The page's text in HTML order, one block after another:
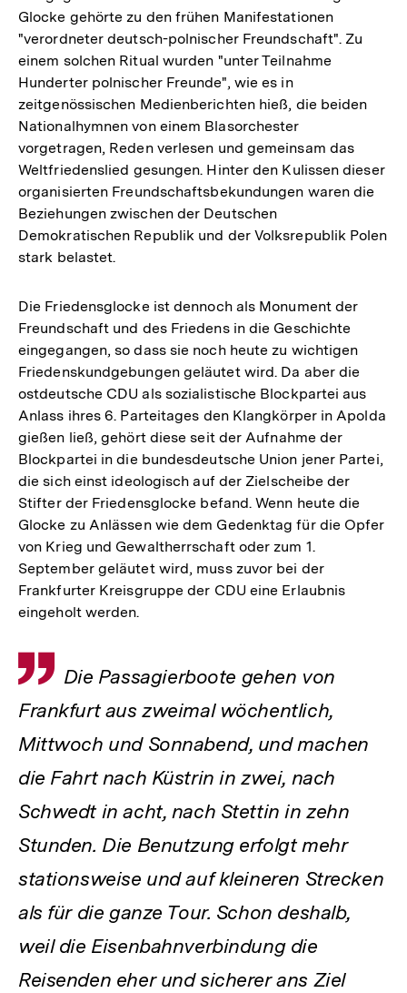
Glocke gehörte zu den frühen Manifestationen
"verordneter deutsch-polnischer Freundschaft". Zu
einem solchen Ritual wurden "unter Teilnahme
Hunderter polnischer Freunde", wie es in
zeitgenössischen Medienberichten hieß, die beiden
Nationalhymnen von einem Blasorchester
vorgetragen, Reden verlesen und gemeinsam das
Weltfriedenslied gesungen. Hinter den Kulissen dieser
organisierten Freundschaftsbekundungen waren die
Beziehungen zwischen der Deutschen
Demokratischen Republik und der Volksrepublik Polen
stark belastet.
Die Friedensglocke ist dennoch als Monument der
Freundschaft und des Friedens in die Geschichte
eingegangen, so dass sie noch heute zu wichtigen
Friedenskundgebungen geläutet wird. Da aber die
ostdeutsche CDU als sozialistische Blockpartei aus
Anlass ihres 6. Parteitages den Klangkörper in Apolda
gießen ließ, gehört diese seit der Aufnahme der
Blockpartei in die bundesdeutsche Union jener Partei,
die sich einst ideologisch auf der Zielscheibe der
Stifter der Friedensglocke befand. Wenn heute die
Glocke zu Anlässen wie dem Gedenktag für die Opfer
von Krieg und Gewaltherrschaft oder zum 1.
September geläutet wird, muss zuvor bei der
Frankfurter Kreisgruppe der CDU eine Erlaubnis
eingeholt werden.
überspringen
Zitat Die Passagierboote gehen von
Frankfurt aus zweimal wöchentlich,
Mittwoch und Sonnabend, und machen
die Fahrt nach Küstrin in zwei, nach
Schwedt in acht, nach Stettin in zehn
Stunden. Die Benutzung erfolgt mehr
stationsweise und auf kleineren Strecken
als für die ganze Tour. Schon deshalb,
weil die Eisenbahnverbindung die
Reisenden eher und sicherer ans Ziel